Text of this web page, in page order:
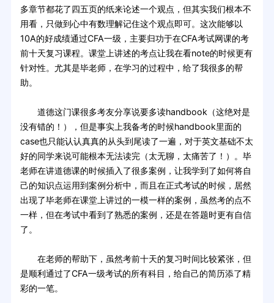
多章节都花了四五页的纸来论述一个观点，但其实我们根本不
用看，只做到心中有数理解记住这个观点即可。这次能够以
10A的好成绩通过CFA一级，主要归功于在CFA考试网课的考
前十天复习课程。课堂上讲述的考点让我在看note的时候更有
针对性。尤其是毕老师，在学习的过程中，给了我很多的帮
助。
道德这门课很多考友分享说要多读handbook（这绝对是
没有错的！），但是事实上我备考的时候handbook里面的
case也只能认认真真的从头到尾读了一遍，对于英文基础不太
好的同学来说可能根本无法读完（太无聊，太痛苦了！）。毕
老师在讲道德课的时候插入了很多案例，让我学到了如何将自
己的知识点运用到案例分析中，而且在正式考试的时候，居然
出现了毕老师在课堂上讲过的一模一样的案例，虽然考的点不
一样，但在考试中看到了熟悉的案例，还是在答题时更有自信
了。
在老师的帮助下，虽然考前十天的复习时间比较紧张，但
是顺利通过了CFA一级考试的所有科目，给自己的简历添了精
彩的一笔。